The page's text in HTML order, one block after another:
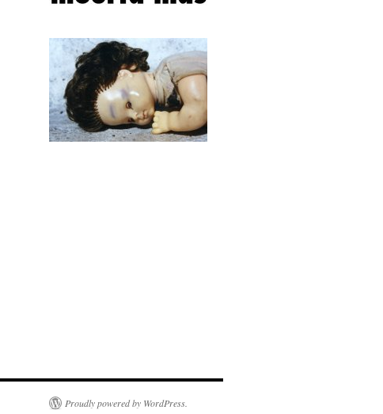
Proudly powered by WordPress.